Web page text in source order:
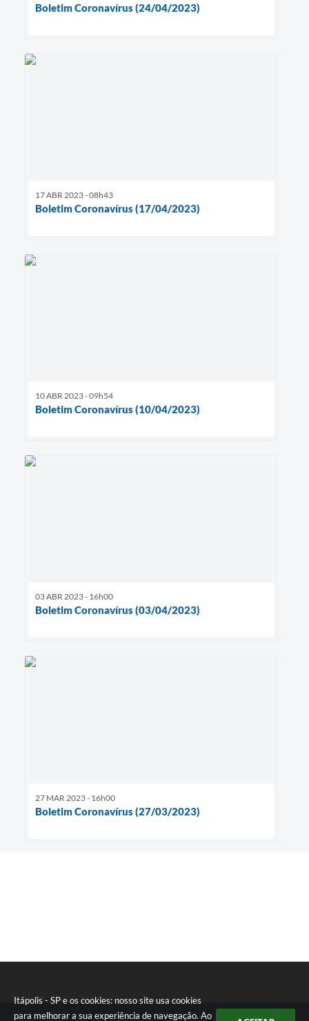
Itápolis - SP e os cookies: nosso site usa cookies
para melhorar a sua experiência de navegação. Ao
Boletim Coronavírus (24/04/2023)
17 ABR 2023 - 08h43
Boletim Coronavírus (17/04/2023)
10 ABR 2023 - 09h54
Boletim Coronavírus (10/04/2023)
03 ABR 2023 - 16h00
Boletim Coronavírus (03/04/2023)
27 MAR 2023 - 16h00
Boletim Coronavírus (27/03/2023)